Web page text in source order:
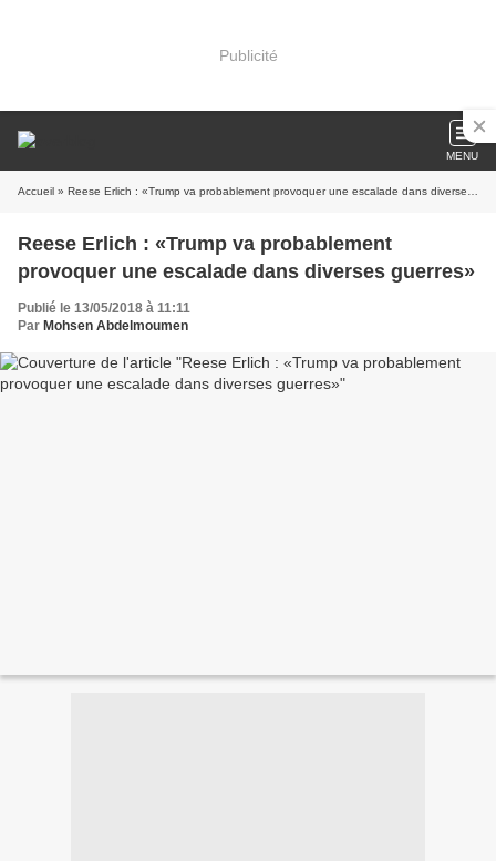
Publicité
MENU
Accueil » Reese Erlich : «Trump va probablement provoquer une escalade dans diverses guerres»
Reese Erlich : «Trump va probablement
provoquer une escalade dans diverses guerres»
Publié le 13/05/2018 à 11:11
Par Mohsen Abdelmoumen